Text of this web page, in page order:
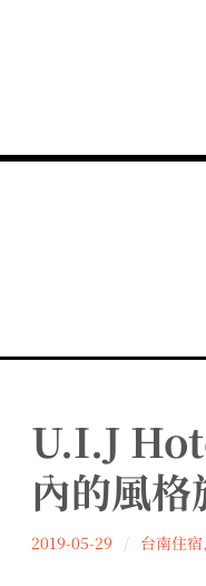
U.I.J
內的風
Wu
2019-05-29 台南住宿,